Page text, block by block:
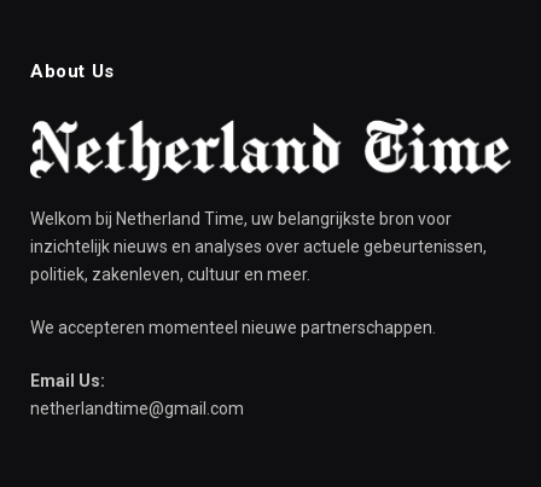
About Us
Welkom bij Netherland Time, uw belangrijkste bron voor
inzichtelijk nieuws en analyses over actuele gebeurtenissen,
politiek, zakenleven, cultuur en meer.
We accepteren momenteel nieuwe partnerschappen.
Email Us:
netherlandtime@gmail.com